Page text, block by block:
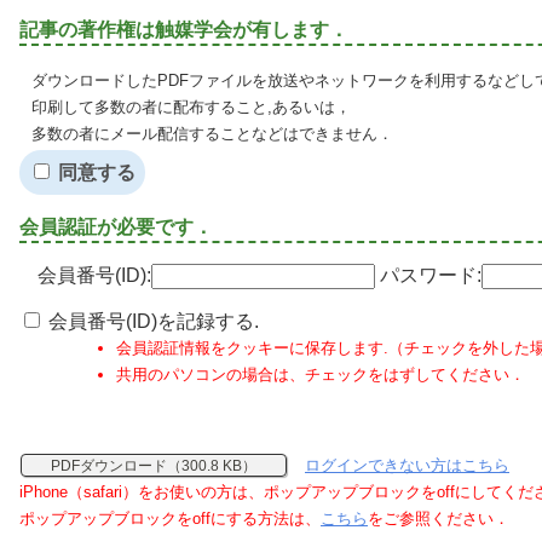
記事の著作権は触媒学会が有します．
ダウンロードしたPDFファイルを放送やネットワークを利用するなど
印刷して多数の者に配布すること,あるいは，
多数の者にメール配信することなどはできません．
同意する
会員認証が必要です．
会員番号(ID): パスワード:
会員番号(ID)を記録する.
会員認証情報をクッキーに保存します.（チェックを外した
共用のパソコンの場合は、チェックをはずしてください．
PDFダウンロード（300.8 KB）
ログインできない方はこちら
iPhone（safari）をお使いの方は、ポップアップブロックをoffにしてくだ
ポップアップブロックをoffにする方法は、 こちら をご参照ください．